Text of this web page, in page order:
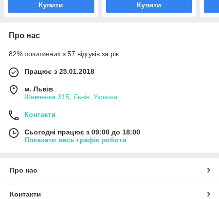
Купити Купити
Про нас
82% позитивних з 57 відгуків за рік
Працює з 25.01.2018
м. Львів
Шевченка 315, Львів, Україна
Контакти
Сьогодні працює з 09:00 до 18:00
Показати весь графік роботи
Про нас
Контакти